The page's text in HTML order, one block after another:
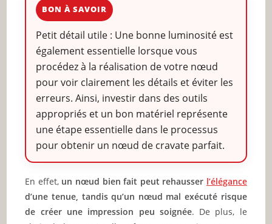
BON À SAVOIR
Petit détail utile : Une bonne luminosité est
également essentielle lorsque vous
procédez à la réalisation de votre nœud
pour voir clairement les détails et éviter les
erreurs. Ainsi, investir dans des outils
appropriés et un bon matériel représente
une étape essentielle dans le processus
pour obtenir un nœud de cravate parfait.
En effet, un nœud bien fait peut rehausser l’élégance
d’une tenue, tandis qu’un nœud mal exécuté risque
de créer une impression peu soignée. De plus, le